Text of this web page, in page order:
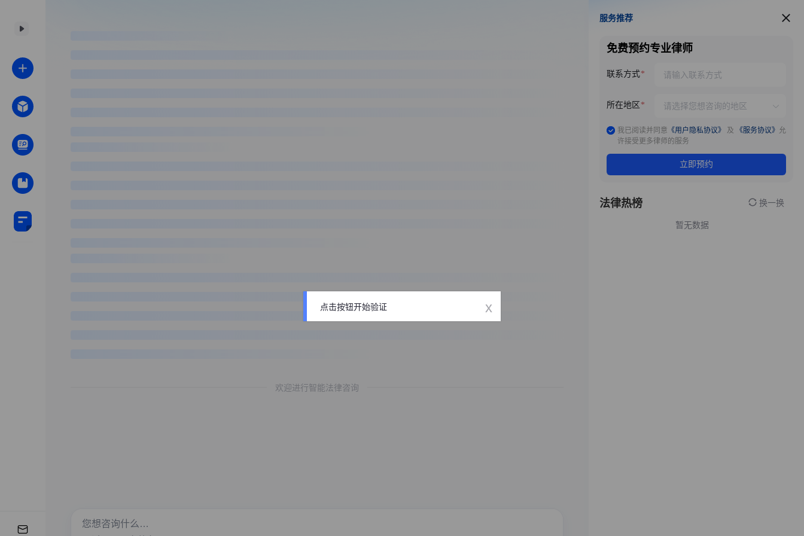
欢迎进行智能法律咨询
服务推荐
服务推荐
免费预约专业律师
联系方式
所在地区
我已阅读并同意 《用户隐私协议》 及 《服务协议》 允
许接受更多律师的服务
立即预约
法律热榜 换一换
暂无数据
点击按钮开始验证 x